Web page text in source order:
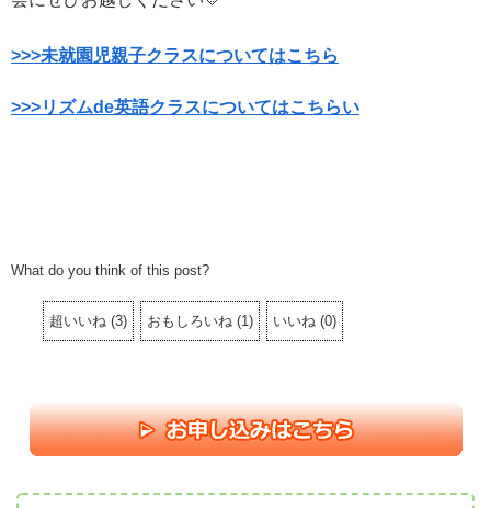
>>>未就園児親子クラスについてはこちら
>>>リズムde英語クラスについてはこちらい
What do you think of this post?
超いいね (3) おもしろいね (1 ) いいね (0)